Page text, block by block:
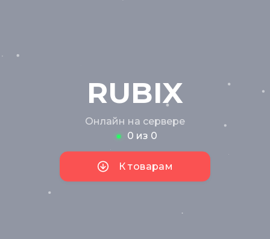
RUBIX
Онлайн на сервере
0 из 0
К товарам